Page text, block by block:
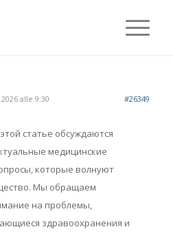
alle 9:30 #26349
статье обсуждаются
медицинские
которые волнуют
Мы обращаем
на проблемы,
здравоохранения и